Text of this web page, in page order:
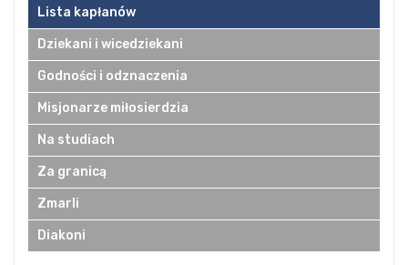
Lista kapłanów
Dziekani i wicedziekani
Godności i odznaczenia
Misjonarze miłosierdzia
Na studiach
Za granicą
Zmarli
Diakoni